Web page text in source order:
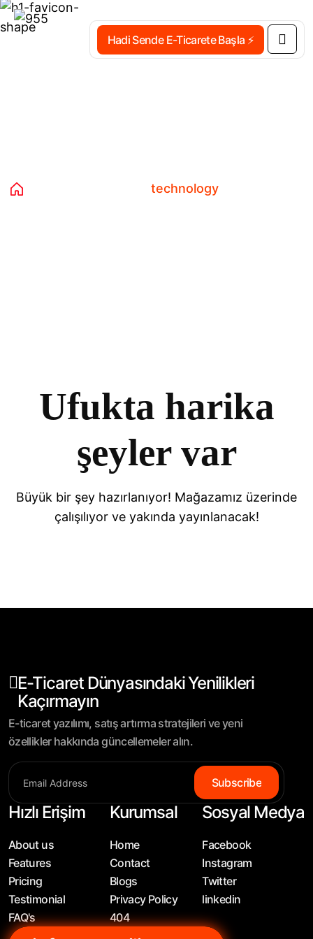
Hadi Sende E-Ticarete Başla ⚡
technology
Ufukta harika
şeyler var
Büyük bir şey hazırlanıyor! Mağazamız üzerinde
çalışılıyor ve yakında yayınlanacak!
E-Ticaret Dünyasındaki Yenilikleri
Kaçırmayın
E-ticaret yazılımı, satış artırma stratejileri ve yeni
özellikler hakkında güncellemeler alın.
Subscribe
Hızlı Erişim
About us
Features
Pricing
Testimonial
FAQ's
Kurumsal
Home
Contact
Blogs
Privacy Policy
404
Sosyal Medya
Facebook
Instagram
Twitter
linkedin